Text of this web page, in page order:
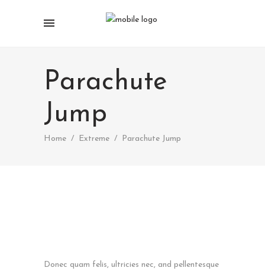
Parachute
Jump
Home / Extreme / Parachute Jump
Donec quam felis, ultricies nec, and pellentesque